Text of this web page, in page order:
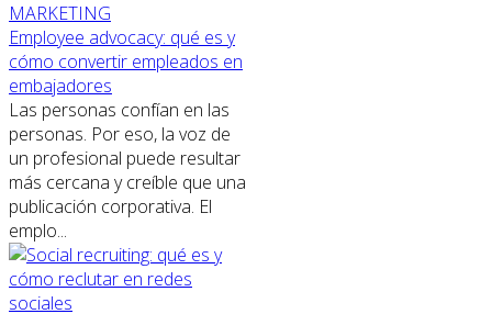
MARKETING
Employee advocacy: qué es y
cómo convertir empleados en
embajadores
Las personas confían en las
personas. Por eso, la voz de
un profesional puede resultar
más cercana y creíble que una
publicación corporativa. El
emplo...